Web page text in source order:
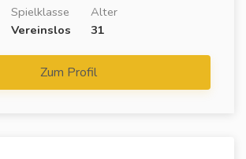
Spielklasse
Vereinslos
Alter
31
Zum Profil